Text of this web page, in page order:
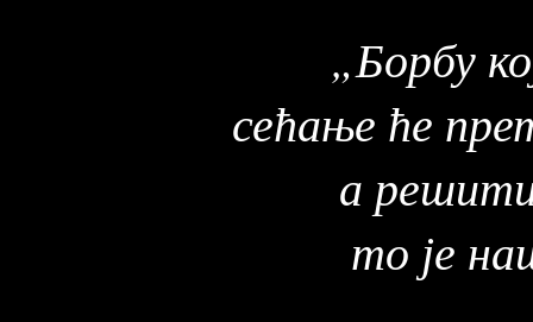
„Борбу
сећање ће
а решити
то је